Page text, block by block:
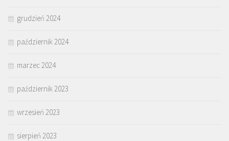
grudzień 2024
październik 2024
marzec 2024
październik 2023
wrzesień 2023
sierpień 2023